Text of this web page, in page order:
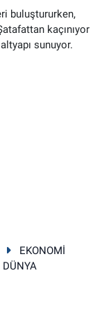
buluştururken,
kaçınıyor
sunuyor.
EKONOMİ
DÜNYA